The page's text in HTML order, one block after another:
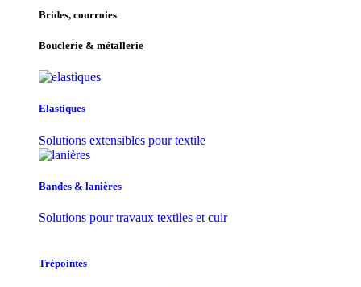
Brides, courroies
Bouclerie & métallerie
Elastiques
Solutions extensibles pour textile
Bandes & lanières
Solutions pour travaux textiles et cuir
Trépointes